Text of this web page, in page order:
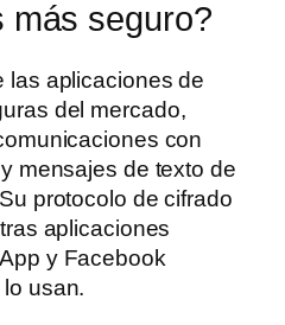
más seguro?
las aplicaciones de
del mercado,
con
mensajes de texto de
protocolo de cifrado
aplicaciones
y Facebook
usan.